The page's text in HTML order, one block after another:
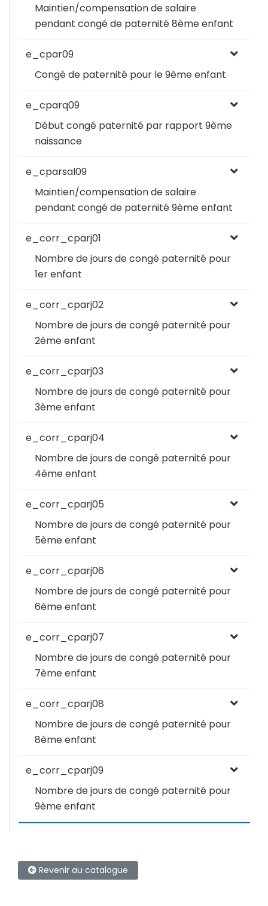
Maintien/compensation de salaire
pendant congé de paternité 8ème enfant
e_cpar09
Congé de paternité pour le 9ème enfant
e_cparq09
Début congé paternité par rapport 9ème
naissance
e_cparsal09
Maintien/compensation de salaire
pendant congé de paternité 9ème enfant
e_corr_cparj01
Nombre de jours de congé paternité pour
1er enfant
e_corr_cparj02
Nombre de jours de congé paternité pour
2ème enfant
e_corr_cparj03
Nombre de jours de congé paternité pour
3ème enfant
e_corr_cparj04
Nombre de jours de congé paternité pour
4ème enfant
e_corr_cparj05
Nombre de jours de congé paternité pour
5ème enfant
e_corr_cparj06
Nombre de jours de congé paternité pour
6ème enfant
e_corr_cparj07
Nombre de jours de congé paternité pour
7ème enfant
e_corr_cparj08
Nombre de jours de congé paternité pour
8ème enfant
e_corr_cparj09
Nombre de jours de congé paternité pour
9ème enfant
Revenir au catalogue